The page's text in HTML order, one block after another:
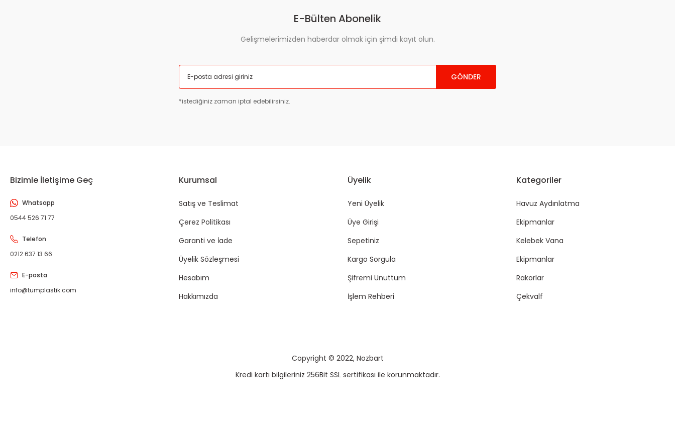
E-Bülten Abonelik
Gelişmelerimizden haberdar olmak için şimdi kayıt olun.
GÖNDER
*istediğiniz zaman iptal edebilirsiniz.
Bizimle İletişime Geç
Whatsapp
0544 526 71 77
Telefon
0212 637 13 66
E-posta
info@tumplastik.com
Kurumsal
Satış ve Teslimat
Çerez Politikası
Garanti ve İade
Üyelik Sözleşmesi
Hesabım
Hakkımızda
Üyelik
Yeni Üyelik
Üye Girişi
Sepetiniz
Kargo Sorgula
Şifremi Unuttum
İşlem Rehberi
Kategoriler
Havuz Aydınlatma
Ekipmanlar
Kelebek Vana
Ekipmanlar
Rakorlar
Çekvalf
Copyright © 2022, Nozbart
Kredi kartı bilgileriniz 256Bit SSL sertifikası ile korunmaktadır.